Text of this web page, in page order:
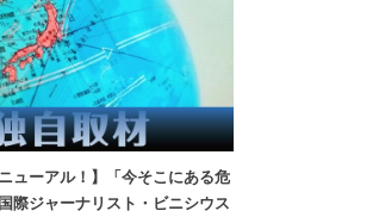
ューアル！】「今そこにある危
ジャーナリスト・ビニシウス